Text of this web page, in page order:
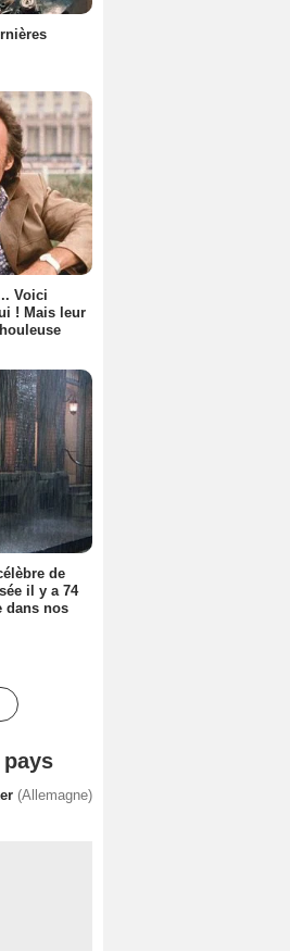
Voici
! Mais leur
de
il y a 74
dans nos
(Allemagne)